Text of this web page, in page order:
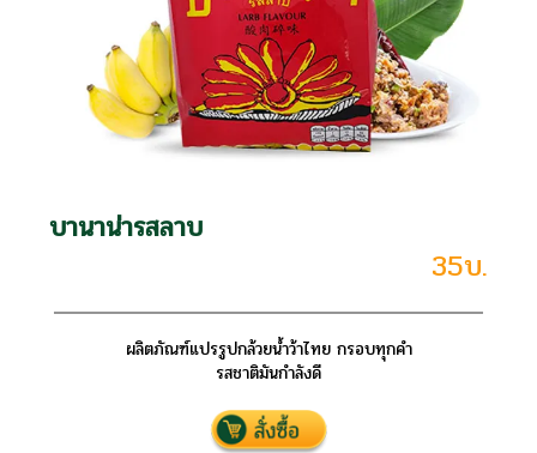
บานาน่ารสลาบ
35บ.
ผลิตภัณฑ์แปรรูปกล้วยน้ำว้าไทย กรอบทุกคำ
รสชาติมันกำลังดี